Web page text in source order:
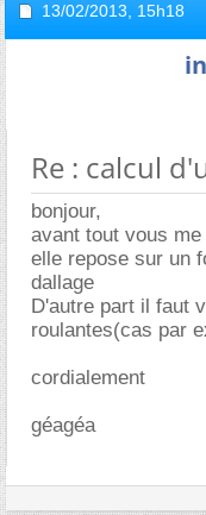
13/02/2013, 15h18
Re : calcul
bonjour,
avant tout vous
elle repose sur un
dallage
D'autre part il faut
roulantes(cas par
cordialement
géagéa